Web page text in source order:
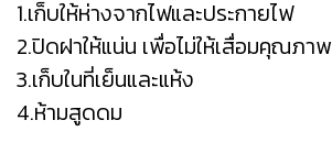
1.เก็บให้ห่างจากไฟและประกายไฟ
2.ปิดฝาให้แน่น เพื่อไม่ให้เสื่อมคุณภาพ
3.เก็บในที่เย็นและแห้ง
4.ห้ามสูดดม